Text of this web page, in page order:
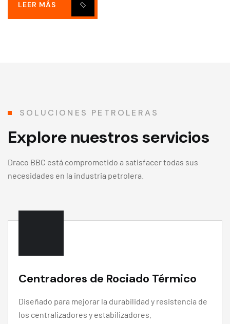
LEER MÁS
SOLUCIONES PETROLERAS
Explore nuestros servicios
Draco BBC está comprometido a satisfacer todas sus
necesidades en la industria petrolera.
Centradores de Rociado Térmico
Diseñado para mejorar la durabilidad y resistencia de
los centralizadores y estabilizadores.